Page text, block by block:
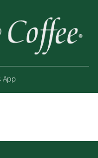
App